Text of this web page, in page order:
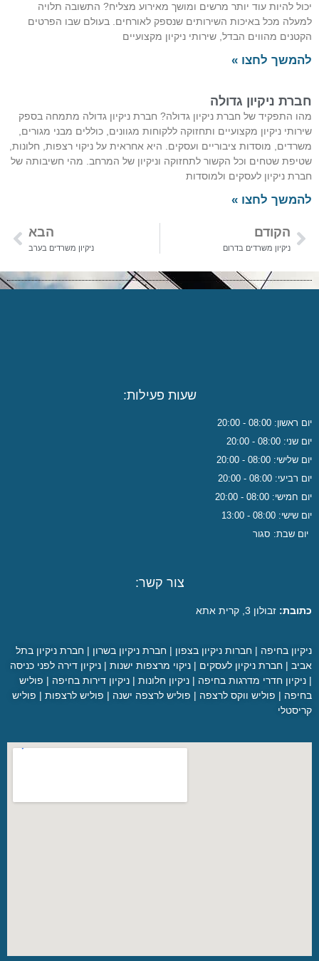
להיות עוד יותר מרשים ומושך מאירוע מצליח? התשובה תלויה
מכל באיכות השירותים שנספק לאורחים. בעולם שבו הפרטים
מהווים הבדל, שירותי ניקיון מקצועיים
לחצו »
ניקיון גדולה
התפקיד של חברת ניקיון גדולה? חברת ניקיון גדולה מתמחה בספק
ניקיון מקצועיים ותחזוקה ללקוחות מגוונים, כוללים מבני מגורים,
מוסדות ציבוריים ועסקים. היא אחראית על ניקוי רצפות, חלונות,
שטחים וכל הקשור לתחזוקה וניקיון של המרחב. מהי חשיבותה של
ניקיון לעסקים ולמוסדות
לחצו »
הקודם
ניקיון משרדים בדרום
הבא
ניקיון משרדים בערב
שעות פעילות:
08:00 - 20:00
08:00 - 20:00
08:00 - 20:00
08:00 - 20:00
08:00 - 20:00
08:00 - 13:00
שבת: סגור
צור קשר:
זבולון 3, קרית אתא
בחיפה|חברות ניקיון בצפון|חברת ניקיון בשרון|חברת ניקיון בתל
|חברת ניקיון לעסקים|ניקוי מרצפות ישנות|ניקיון דירה לפני כניסה
חדרי מדרגות בחיפה|ניקיון חלונות|ניקיון דירות בחיפה|פוליש
|פוליש ווקס לרצפה|פוליש לרצפה ישנה|פוליש לרצפות|פוליש